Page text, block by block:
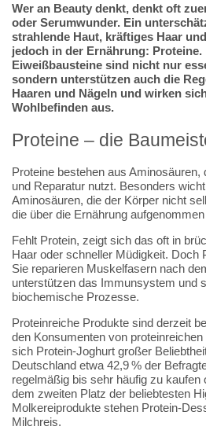
Wer an Beauty denkt, denkt oft
oder Serumwunder. Ein
strahlende Haut, kräftiges Haar
jedoch in der Ernährung: Proteine.
Eiweißbausteine sind nicht nur
sondern unterstützen auch die
Haaren und Nägeln und wirken
Wohlbefinden aus.
Proteine – die
Proteine bestehen aus Aminosäuren,
und Reparatur nutzt. Besonders
Aminosäuren, die der Körper nicht
die über die Ernährung
Fehlt Protein, zeigt sich das oft in
Haar oder schneller Müdigkeit. Doch
Sie reparieren Muskelfasern nach
unterstützen das Immunsystem und
biochemische Prozesse.
Proteinreiche Produkte sind derzeit
den Konsumenten von
sich Protein-Joghurt großer
Deutschland etwa 42,9 % der
regelmäßig bis sehr häufig zu kaufen
dem zweiten Platz der beliebtesten
Molkereiprodukte stehen Protein-
Milchreis.